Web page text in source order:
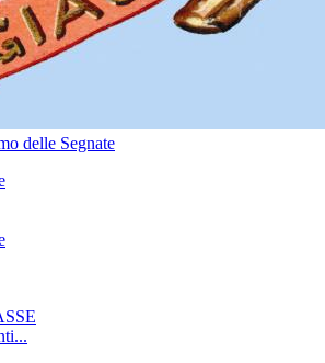
delle Segnate